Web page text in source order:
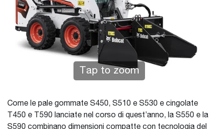
Tap to zoom
Come le pale gommate S450, S510 e S530 e cingolate
T450 e T590 lanciate nel corso di quest’anno, la S550 e la
S590 combinano dimensioni compatte con tecnologia del